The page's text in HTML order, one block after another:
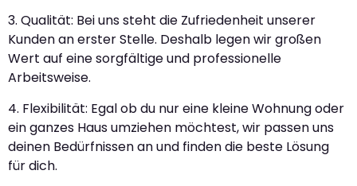
3. Qualität: Bei uns steht die Zufriedenheit unserer
Kunden an erster Stelle. Deshalb legen wir großen
Wert auf eine sorgfältige und professionelle
Arbeitsweise.
4. Flexibilität: Egal ob du nur eine kleine Wohnung oder
ein ganzes Haus umziehen möchtest, wir passen uns
deinen Bedürfnissen an und finden die beste Lösung
für dich.